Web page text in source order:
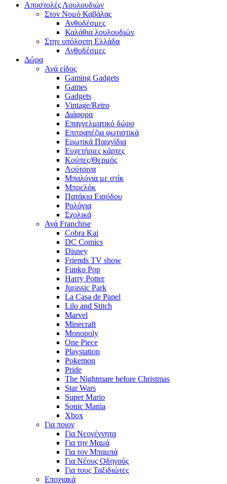
Αποστολές Λουλουδιών
Στον Νομό Καβάλας
Ανθοδέσμες
Καλάθια λουλουδιών
Στην υπόλοιπη Ελλάδα
Ανθοδέσμες
Δώρα
Ανά είδος
Gaming Gadgets
Games
Gadgets
Vintage/Retro
Διάφορα
Επαγγελματικό δώρο
Επιτραπέζια φωτιστικά
Ερωτικά Παιχνίδια
Ευχετήριες κάρτες
Κούπες/Θερμός
Λούτρινα
Μπαλόνια με στίκ
Μπρελόκ
Πατάκια Εισόδου
Ρολόγια
Σχολικά
Ανά Franchise
Cobra Kai
DC Comics
Disney
Friends TV show
Funko Pop
Harry Potter
Jurassic Park
La Casa de Papel
Lilo and Stitch
Marvel
Minecraft
Monopoly
One Piece
Playstation
Pokemon
Pride
The Nightmare before Christmas
Star Wars
Super Mario
Sonic Mania
Xbox
Για ποιον
Για Νεογέννητα
Για την Μαμά
Για τον Μπαμπά
Για Νέους Οδηγούς
Για τους Ταξιδιώτες
Εποχιακά